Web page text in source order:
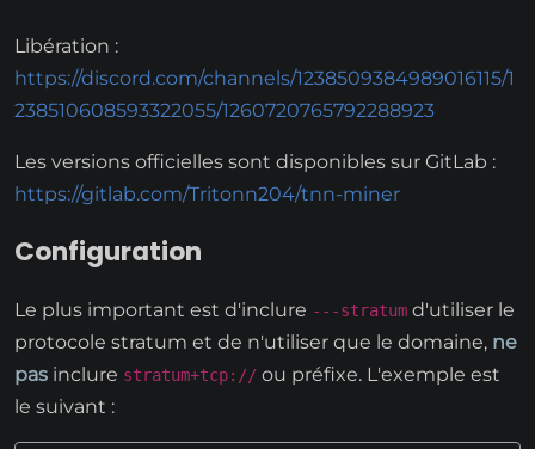
Libération :
https://discord.com/channels/1238509384989016115/1
238510608593322055/1260720765792288923
Les versions officielles sont disponibles sur GitLab :
https://gitlab.com/Tritonn204/tnn-miner
Configuration
Le plus important est d'inclure ---stratum d'utiliser le
protocole stratum et de n'utiliser que le domaine, ne
pas inclure stratum+tcp:// ou préfixe. L'exemple est
le suivant :